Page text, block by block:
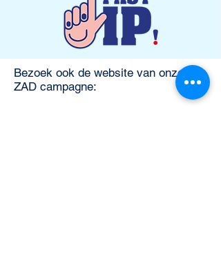
Bezoek ook de website van onze
ZAD campagne: